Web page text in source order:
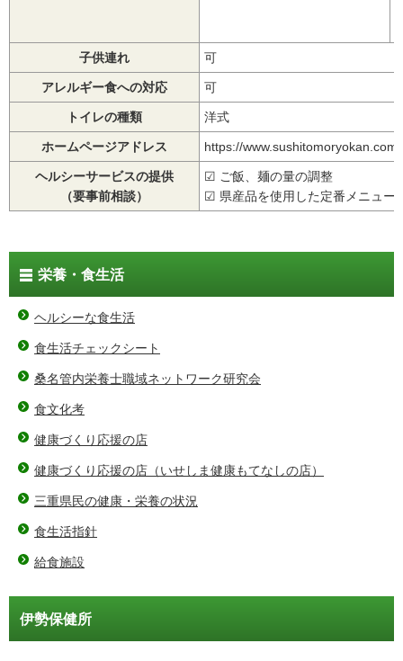
子供連れ 可
アレルギー食への対応 可
トイレの種類 洋式
ホームページアドレス https://www.sushitomoryokan.com/
ヘルシーサービスの提供
（要事前相談）
☑ ご飯、麺の量の調整
☑ 県産品を使用した定番メニュー
栄養・食生活
ヘルシーな食生活
食生活チェックシート
桑名管内栄養士職域ネットワーク研究会
食文化考
健康づくり応援の店
健康づくり応援の店（いせしま健康もてなしの店）
三重県民の健康・栄養の状況
食生活指針
給食施設
伊勢保健所